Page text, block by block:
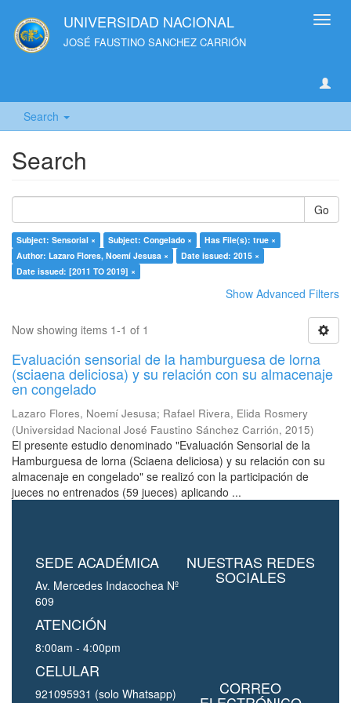
UNIVERSIDAD NACIONAL
JOSÉ FAUSTINO SANCHEZ CARRIÓN
Search
Search
Go
Subject: Sensorial × Subject: Congelado ×
Has File(s): true ×
Author: Lazaro Flores, Noemí Jesusa ×
Date issued: 2015 ×
Date issued: [2011 TO 2019] ×
Show Advanced Filters
Now showing items 1-1 of 1
Evaluación sensorial de la hamburguesa de lorna
(sciaena deliciosa) y su relación con su almacenaje
en congelado
Lazaro Flores, Noemí Jesusa; Rafael Rivera, Elida Rosmery
(Universidad Nacional José Faustino Sánchez Carrión, 2015)
El presente estudio denominado "Evaluación Sensorial de la
Hamburguesa de lorna (Sciaena deliciosa) y su relación con su
almacenaje en congelado" se realizó con la participación de
jueces no entrenados (59 jueces) aplicando ...
SEDE ACADÉMICA
Av. Mercedes Indacochea Nº
609
ATENCIÓN
8:00am - 4:00pm
CELULAR
921095931 (solo Whatsapp)
NUESTRAS REDES
SOCIALES
CORREO